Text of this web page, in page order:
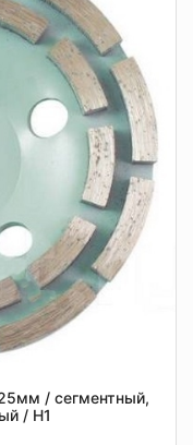
/ сегментный,
/ Н1